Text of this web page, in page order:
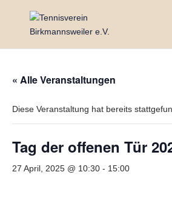
« Alle Veranstaltungen
Diese Veranstaltung hat bereits
Tag der offenen Tür
27 April, 2025 @ 10:30 - 15:00